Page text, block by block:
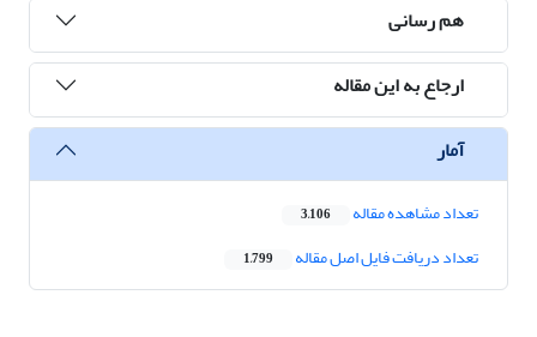
هم رسانی
ارجاع به این مقاله
آمار
تعداد مشاهده مقاله 3,106
تعداد دریافت فایل اصل مقاله 1,799